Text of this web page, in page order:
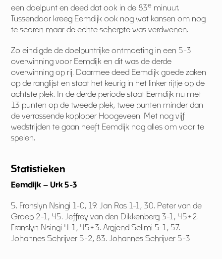
een doelpunt en deed dat ook in de 83e minuut.
Tussendoor kreeg Eemdijk ook nog wat kansen om nog
te scoren maar de echte scherpte was verdwenen.
Zo eindigde de doelpuntrijke ontmoeting in een 5-3
overwinning voor Eemdijk en dit was de derde
overwinning op rij. Daarmee deed Eemdijk goede zaken
op de ranglijst en staat het keurig in het linker rijtje op de
achtste plek. In de derde periode staat Eemdijk nu met
13 punten op de tweede plek, twee punten minder dan
de verrassende koploper Hoogeveen. Met nog vijf
wedstrijden te gaan heeft Eemdijk nog alles om voor te
spelen.
Statistieken
Eemdijk – Urk 5-3
5. Franslyn Nsingi 1-0, 19. Jan Ras 1-1, 30. Peter van de
Groep 2-1, 45. Jeffrey van den Dikkenberg 3-1, 45+2.
Franslyn Nsingi 4-1, 45+3. Argjend Selimi 5-1, 57.
Johannes Schrijver 5-2, 83. Johannes Schrijver 5-3